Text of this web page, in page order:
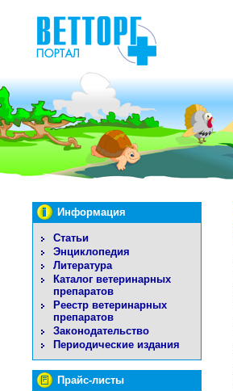
Информация
Статьи
Энциклопедия
Литература
Каталог ветеринарных
препаратов
Реестр ветеринарных
препаратов
Законодательство
Периодические издания
Прайс-листы